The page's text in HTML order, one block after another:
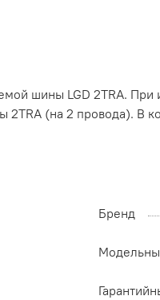
шины LGD 2TRA.
2TRA (на 2 провода). В
Бренд